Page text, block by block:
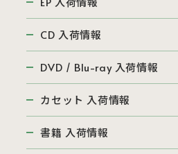
CD 入荷情報
DVD / Blu-ray 入荷情報
カセット 入荷情報
書籍 入荷情報